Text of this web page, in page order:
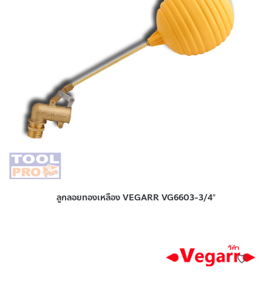
ลูกลอยทองเหลือง VEGARR VG6603-3/4″